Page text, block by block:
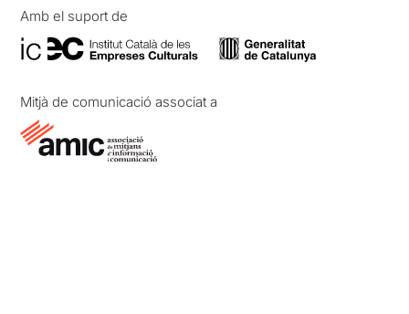
Amb el suport de
Mitjà de comunicació associat a